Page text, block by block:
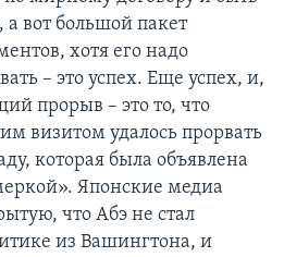
а вот большой пакет
хотя его надо
– это успех. Еще успех, и,
прорыв – это то, что
визитом удалось прорвать
которая была объявлена
Японские медиа
что Абэ не стал
из Вашингтона, и